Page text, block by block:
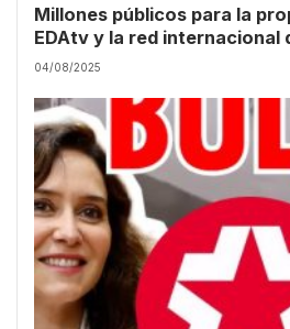
Millones públicos para la
EDAtv y la red internacional
sobre Gaza
04/08/2025